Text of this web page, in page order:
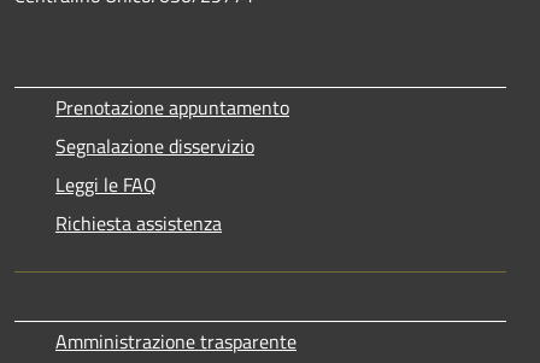
Prenotazione appuntamento
Segnalazione disservizio
Leggi le FAQ
Richiesta assistenza
Amministrazione trasparente